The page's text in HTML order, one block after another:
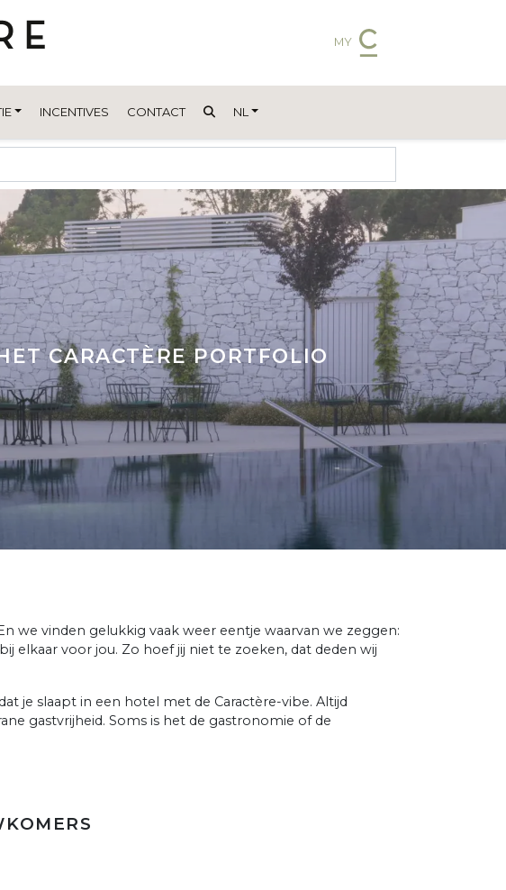
MY
INCENTIVES CONTACT NL
CARACTÈRE PORTFOLIO
we vinden gelukkig vaak weer eentje waarvan we zeggen:
elkaar voor jou. Zo hoef jij niet te zoeken, dat deden wij
je slaapt in een hotel met de Caractère-vibe. Altijd
gastvrijheid. Soms is het de gastronomie of de